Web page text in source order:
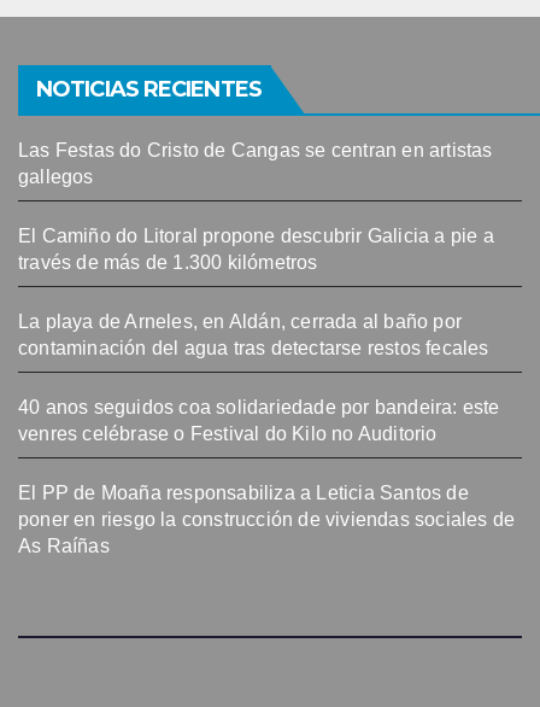
NOTICIAS RECIENTES
Las Festas do Cristo de Cangas se centran en artistas
gallegos
El Camiño do Litoral propone descubrir Galicia a pie a
través de más de 1.300 kilómetros
La playa de Arneles, en Aldán, cerrada al baño por
contaminación del agua tras detectarse restos fecales
40 anos seguidos coa solidariedade por bandeira: este
venres celébrase o Festival do Kilo no Auditorio
El PP de Moaña responsabiliza a Leticia Santos de
poner en riesgo la construcción de viviendas sociales de
As Raíñas